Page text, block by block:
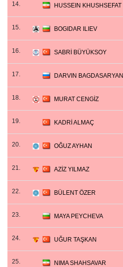
14. HUSSEIN KHUSHSEFAT
15. BOGIDAR ILIEV
16. SABRİ BÜYÜKSOY
17. DARVIN BAGDASARYAN
18. MURAT CENGİZ
19. KADRİ ALMAÇ
20. OĞUZ AYHAN
21. AZİZ YILMAZ
22. BÜLENT ÖZER
23. MAYA PEYCHEVA
24. UĞUR TAŞKAN
25. NIMA SHAHSAVAR